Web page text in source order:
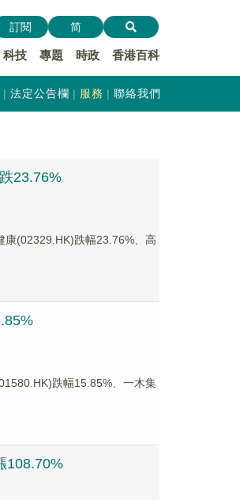
科技 專題 時政 香港百科
訂閱 简
法定公告欄 服務 聯絡我們
23.76%
康(02329.HK)跌幅23.76%、高
跌幅15.85%、一木集
108.70%